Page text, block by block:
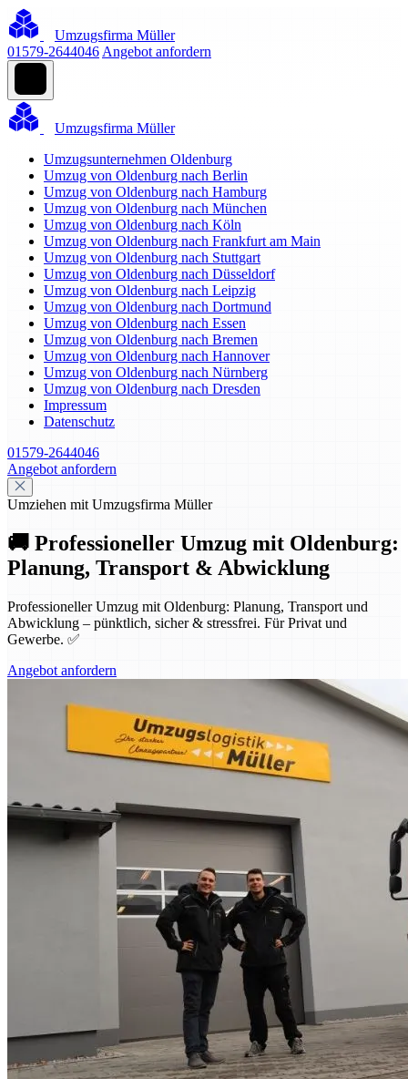
Umzugsfirma Müller
01579-2644046 Angebot anfordern
Umzugsfirma Müller
Umzugsunternehmen Oldenburg
Umzug von Oldenburg nach Berlin
Umzug von Oldenburg nach Hamburg
Umzug von Oldenburg nach München
Umzug von Oldenburg nach Köln
Umzug von Oldenburg nach Frankfurt am Main
Umzug von Oldenburg nach Stuttgart
Umzug von Oldenburg nach Düsseldorf
Umzug von Oldenburg nach Leipzig
Umzug von Oldenburg nach Dortmund
Umzug von Oldenburg nach Essen
Umzug von Oldenburg nach Bremen
Umzug von Oldenburg nach Hannover
Umzug von Oldenburg nach Nürnberg
Umzug von Oldenburg nach Dresden
Impressum
Datenschutz
01579-2644046
Angebot anfordern
Umziehen mit Umzugsfirma Müller
🚚 Professioneller Umzug mit Oldenburg:
Planung, Transport & Abwicklung
Professioneller Umzug mit Oldenburg: Planung, Transport und
Abwicklung – pünktlich, sicher & stressfrei. Für Privat und
Gewerbe. ✅
Angebot anfordern